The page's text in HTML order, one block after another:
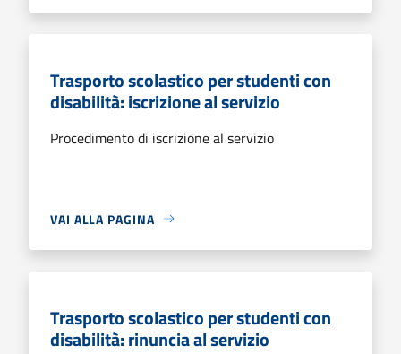
Trasporto scolastico per studenti con
disabilità: iscrizione al servizio
Procedimento di iscrizione al servizio
VAI ALLA PAGINA
Trasporto scolastico per studenti con
disabilità: rinuncia al servizio